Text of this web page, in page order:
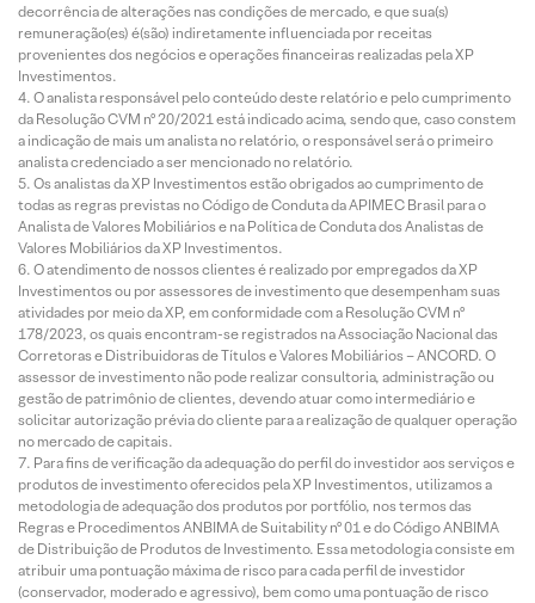
decorrência de alterações nas condições de mercado, e que sua(s)
remuneração(es) é(são) indiretamente influenciada por receitas
provenientes dos negócios e operações financeiras realizadas pela XP
Investimentos.
O analista responsável pelo conteúdo deste relatório e pelo cumprimento
da Resolução CVM nº 20/2021 está indicado acima, sendo que, caso constem
a indicação de mais um analista no relatório, o responsável será o primeiro
analista credenciado a ser mencionado no relatório.
Os analistas da XP Investimentos estão obrigados ao cumprimento de
todas as regras previstas no Código de Conduta da APIMEC Brasil para o
Analista de Valores Mobiliários e na Política de Conduta dos Analistas de
Valores Mobiliários da XP Investimentos.
O atendimento de nossos clientes é realizado por empregados da XP
Investimentos ou por assessores de investimento que desempenham suas
atividades por meio da XP, em conformidade com a Resolução CVM nº
178/2023, os quais encontram-se registrados na Associação Nacional das
Corretoras e Distribuidoras de Títulos e Valores Mobiliários – ANCORD. O
assessor de investimento não pode realizar consultoria, administração ou
gestão de patrimônio de clientes, devendo atuar como intermediário e
solicitar autorização prévia do cliente para a realização de qualquer operação
no mercado de capitais.
Para fins de verificação da adequação do perfil do investidor aos serviços e
produtos de investimento oferecidos pela XP Investimentos, utilizamos a
metodologia de adequação dos produtos por portfólio, nos termos das
Regras e Procedimentos ANBIMA de Suitability nº 01 e do Código ANBIMA
de Distribuição de Produtos de Investimento. Essa metodologia consiste em
atribuir uma pontuação máxima de risco para cada perfil de investidor
(conservador, moderado e agressivo), bem como uma pontuação de risco